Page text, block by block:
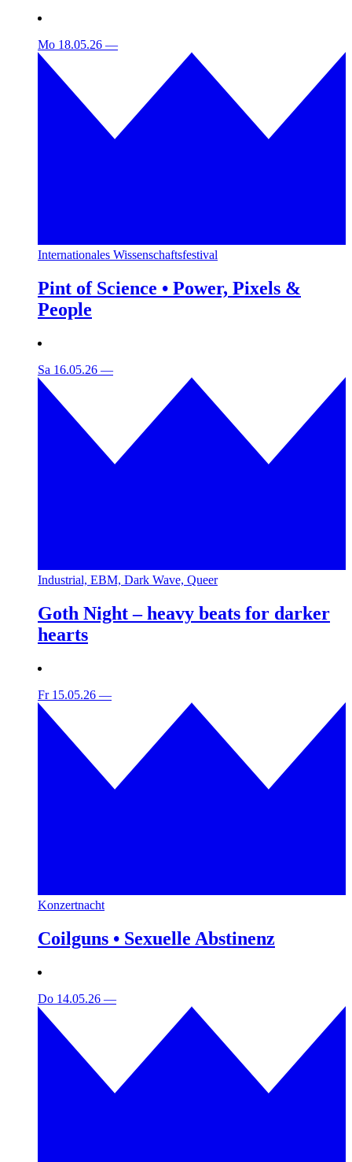
Mo 18.05.26 —
Internationales Wissenschaftsfestival
Pint of Science • Power, Pixels &
People
Sa 16.05.26 —
Industrial, EBM, Dark Wave, Queer
Goth Night – heavy beats for darker
hearts
Fr 15.05.26 —
Konzertnacht
Coilguns • Sexuelle Abstinenz
Do 14.05.26 —